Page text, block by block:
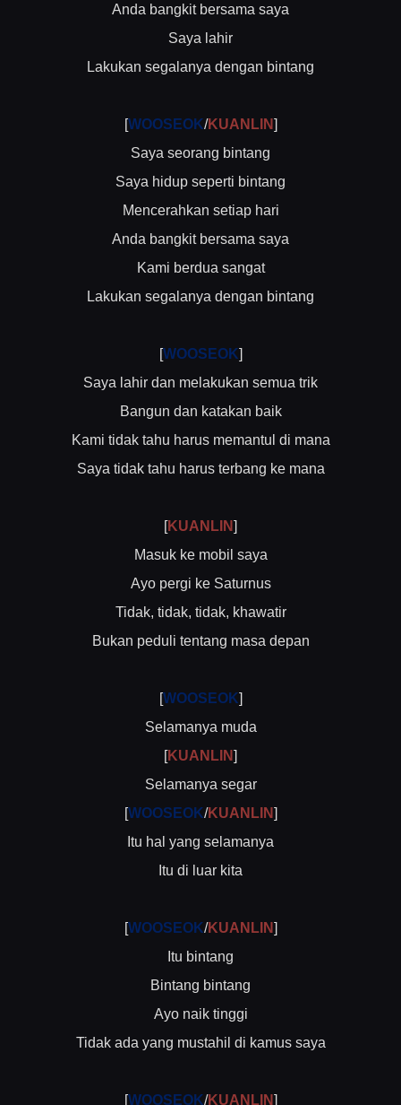
Anda bangkit bersama saya
Saya lahir
Lakukan segalanya dengan bintang
[WOOSEOK/KUANLIN]
Saya seorang bintang
Saya hidup seperti bintang
Mencerahkan setiap hari
Anda bangkit bersama saya
Kami berdua sangat
Lakukan segalanya dengan bintang
[WOOSEOK]
Saya lahir dan melakukan semua trik
Bangun dan katakan baik
Kami tidak tahu harus memantul di mana
Saya tidak tahu harus terbang ke mana
[KUANLIN]
Masuk ke mobil saya
Ayo pergi ke Saturnus
Tidak, tidak, tidak, khawatir
Bukan peduli tentang masa depan
[WOOSEOK]
Selamanya muda
[KUANLIN]
Selamanya segar
[WOOSEOK/KUANLIN]
Itu hal yang selamanya
Itu di luar kita
[WOOSEOK/KUANLIN]
Itu bintang
Bintang bintang
Ayo naik tinggi
Tidak ada yang mustahil di kamus saya
[WOOSEOK/KUANLIN]